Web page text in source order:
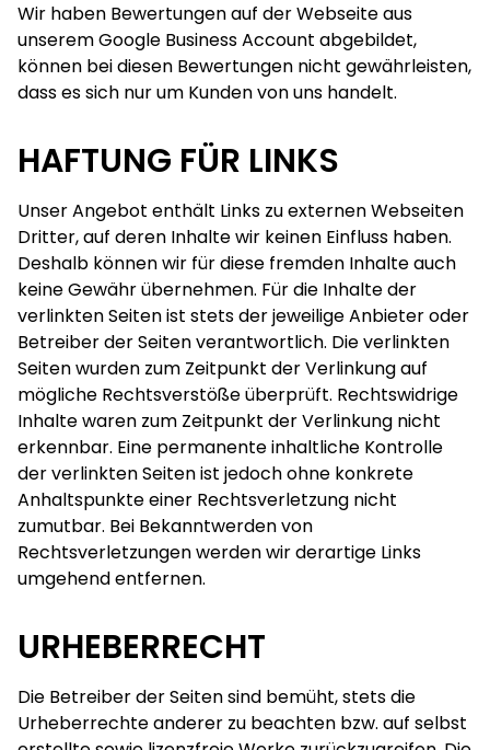
Wir haben Bewertungen auf der Webseite aus
unserem Google Business Account abgebildet,
können bei diesen Bewertungen nicht gewährleisten,
dass es sich nur um Kunden von uns handelt.
HAFTUNG FÜR LINKS
Unser Angebot enthält Links zu externen Webseiten
Dritter, auf deren Inhalte wir keinen Einfluss haben.
Deshalb können wir für diese fremden Inhalte auch
keine Gewähr übernehmen. Für die Inhalte der
verlinkten Seiten ist stets der jeweilige Anbieter oder
Betreiber der Seiten verantwortlich. Die verlinkten
Seiten wurden zum Zeitpunkt der Verlinkung auf
mögliche Rechtsverstöße überprüft. Rechtswidrige
Inhalte waren zum Zeitpunkt der Verlinkung nicht
erkennbar. Eine permanente inhaltliche Kontrolle
der verlinkten Seiten ist jedoch ohne konkrete
Anhaltspunkte einer Rechtsverletzung nicht
zumutbar. Bei Bekanntwerden von
Rechtsverletzungen werden wir derartige Links
umgehend entfernen.
URHEBERRECHT
Die Betreiber der Seiten sind bemüht, stets die
Urheberrechte anderer zu beachten bzw. auf selbst